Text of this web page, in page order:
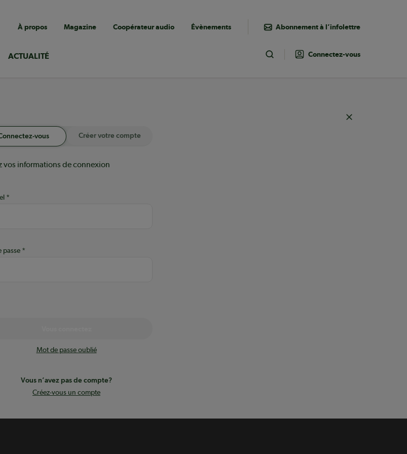
Navigation
utilitaire
À propos Magazine Coopérateur audio Évènements Abonnement à l’infolettre
ACTUALITÉ Toggle Search
Connectez-vous
vous Créer votre compte
vos informations de connexion
passe
Mot de passe oublié
Vous n’avez pas de compte?
Créez-vous un compte